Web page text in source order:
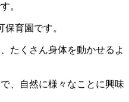
。
育園です。
たくさん身体を動かせるよ
、自然に様々なことに興味